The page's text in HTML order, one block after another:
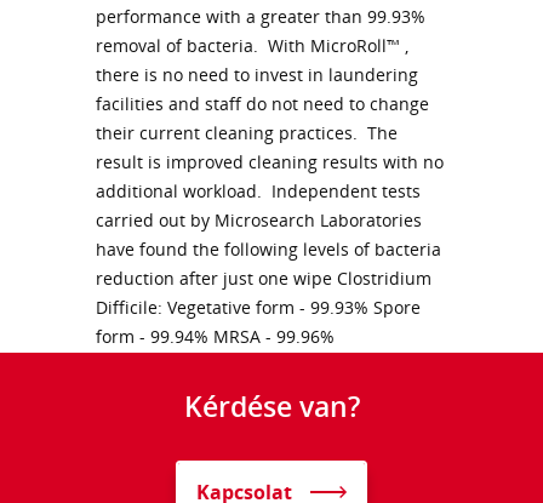
performance with a greater than 99.93%
removal of bacteria. With MicroRoll™ ,
there is no need to invest in laundering
facilities and staff do not need to change
their current cleaning practices. The
result is improved cleaning results with no
additional workload. Independent tests
carried out by Microsearch Laboratories
have found the following levels of bacteria
reduction after just one wipe Clostridium
Difficile: Vegetative form - 99.93% Spore
form - 99.94% MRSA - 99.96%
Kérdése van?
Kapcsolat